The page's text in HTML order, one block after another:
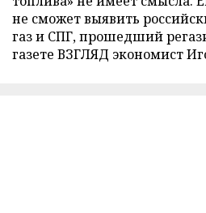
не сможет выявить
газ и СПГ, прошедший
газете ВЗГЛЯД экономист